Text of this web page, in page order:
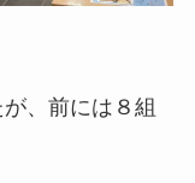
、前には８組